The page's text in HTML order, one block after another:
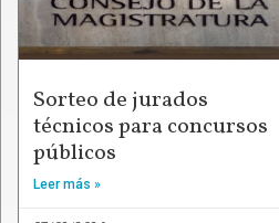
Sorteo de jurados
técnicos para concursos
públicos
Leer más »